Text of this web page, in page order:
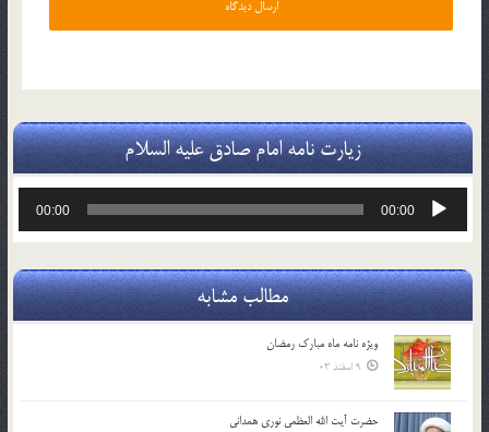
زیارت نامه امام صادق علیه السلام
پخش‌کننده
00:00
00:00
مطالب مشابه
ویژه نامه ماه مبارک رمضان
9 اسفند 03
حضرت آیت الله العظمی نوری همدانی